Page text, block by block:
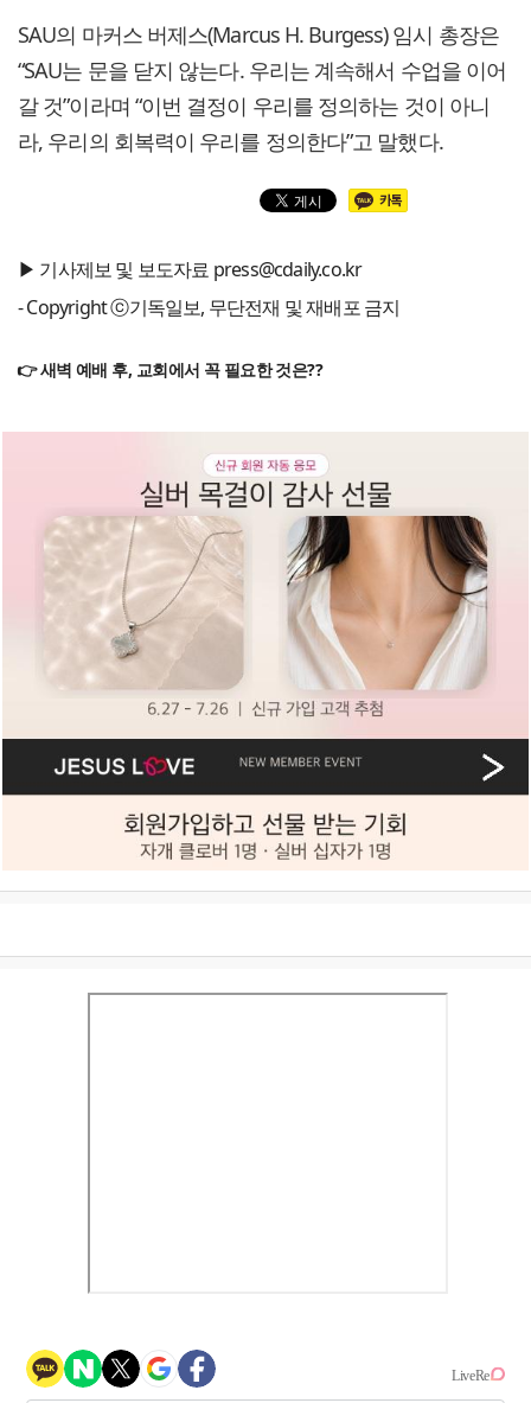
SAU의 마커스 버제스(Marcus H. Burgess) 임시 총장은
“SAU는 문을 닫지 않는다. 우리는 계속해서 수업을 이어
갈 것”이라며 “이번 결정이 우리를 정의하는 것이 아니
라, 우리의 회복력이 우리를 정의한다”고 말했다.
▶ 기사제보 및 보도자료 press@cdaily.co.kr
- Copyright ⓒ기독일보, 무단전재 및 재배포 금지
👉 새벽 예배 후, 교회에서 꼭 필요한 것은??